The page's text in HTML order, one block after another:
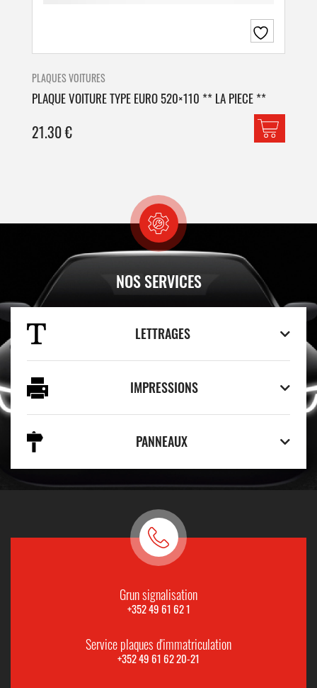
PLAQUES VOITURES
PLAQUE VOITURE TYPE EURO 520×110 ** LA PIECE **
21.30€
NOS SERVICES
LETTRAGES
IMPRESSIONS
PANNEAUX
Grun signalisation
+352 49 61 62 1
Service plaques d'immatriculation
+352 49 61 62 20-21